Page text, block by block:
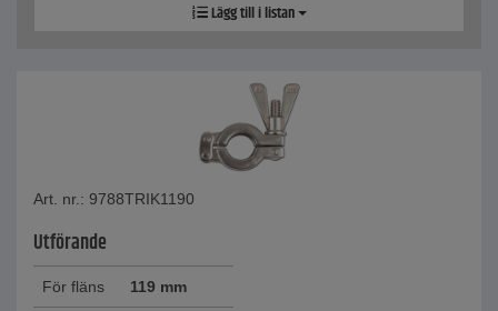
Lägg till i listan
Art. nr.: 9788TRIK1190
Utförande
För fläns 119 mm